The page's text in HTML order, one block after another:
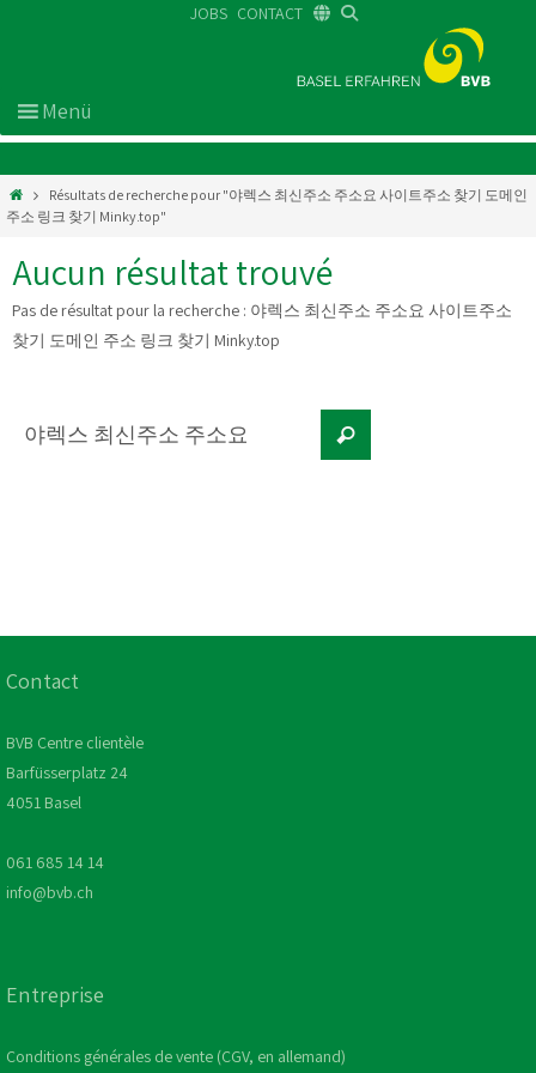
JOBS CONTACT
Résultats de recherche pour "야렉스 최신주소 주소요 사이트주소 찾기 도메인
주소 링크 찾기 Minky.top"
Aucun résultat trouvé
Pas de résultat pour la recherche : 야렉스 최신주소 주소요 사이트주소
찾기 도메인 주소 링크 찾기 Minky.top
Contact
BVB Centre clientèle
Barfüsserplatz 24
4051 Basel
061 685 14 14
info@bvb.ch
Entreprise
Conditions générales de vente (CGV, en allemand)